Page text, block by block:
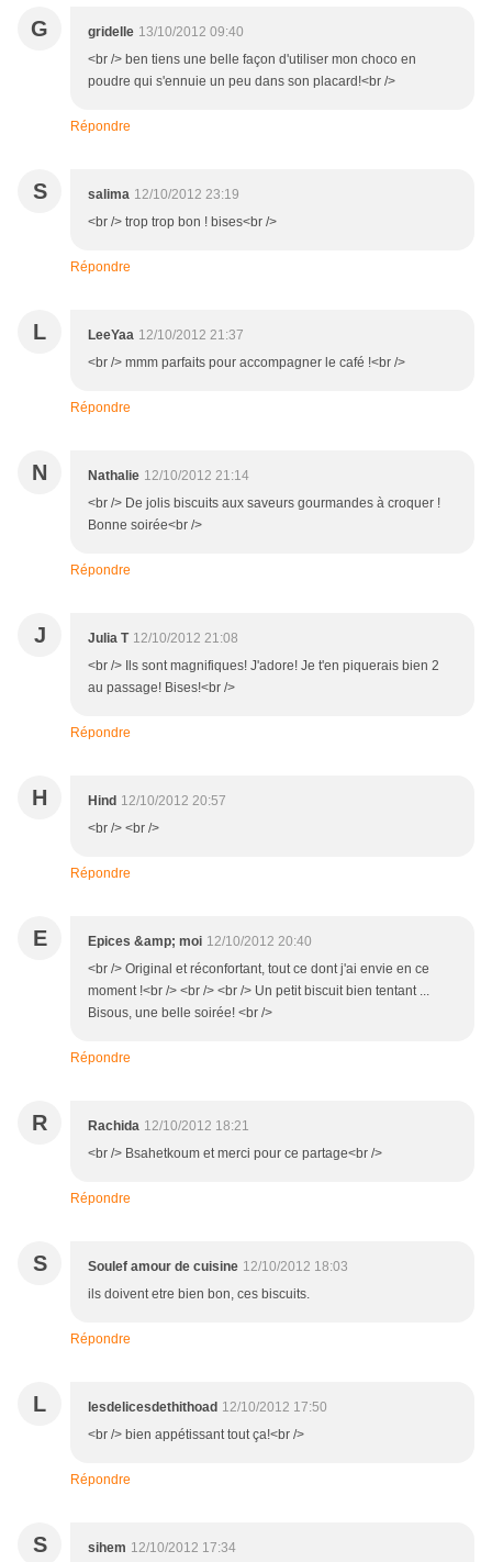
G gridelle 13/10/2012 09:40
<br /> ben tiens une belle façon d'utiliser mon choco en
poudre qui s'ennuie un peu dans son placard!<br />
Répondre
S salima 12/10/2012 23:19
<br /> trop trop bon ! bises<br />
Répondre
L LeeYaa 12/10/2012 21:37
<br /> mmm parfaits pour accompagner le café !<br />
Répondre
N Nathalie 12/10/2012 21:14
<br /> De jolis biscuits aux saveurs gourmandes à croquer !
Bonne soirée<br />
Répondre
J Julia T 12/10/2012 21:08
<br /> Ils sont magnifiques! J'adore! Je t'en piquerais bien 2
au passage! Bises!<br />
Répondre
H Hind 12/10/2012 20:57
<br /> <br />
Répondre
E Epices &amp; moi 12/10/2012 20:40
<br /> Original et réconfortant, tout ce dont j'ai envie en ce
moment !<br /> <br /> <br /> Un petit biscuit bien tentant ...
Bisous, une belle soirée! <br />
Répondre
R Rachida 12/10/2012 18:21
<br /> Bsahetkoum et merci pour ce partage<br />
Répondre
S Soulef amour de cuisine 12/10/2012 18:03
ils doivent etre bien bon, ces biscuits.
Répondre
L lesdelicesdethithoad 12/10/2012 17:50
<br /> bien appétissant tout ça!<br />
Répondre
S sihem 12/10/2012 17:34